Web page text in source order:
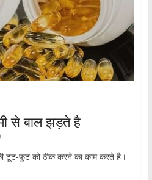
से बाल झड़ते है
की टूट-फूट को ठीक करने का काम करते है।